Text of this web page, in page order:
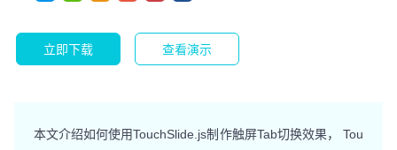
立即下载 查看演示
本文介绍如何使用TouchSlide.js制作触屏Tab切换效果， Tou